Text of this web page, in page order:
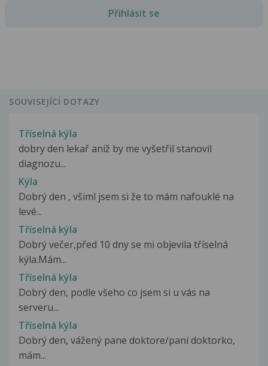
Přihlásit se
SOUVISEJÍCÍ DOTAZY
Tříselná kýla
dobry den lekař aniž by me vyšetřil stanovil
diagnozu...
Kýla
Dobrý den , všiml jsem si že to mám nafouklé na
levé...
Tříselná kýla
Dobrý večer,před 10 dny se mi objevila tříselná
kýla.Mám...
Tříselná kýla
Dobrý den, podle všeho co jsem si u vás na
serveru...
Tříselná kýla
Dobrý den, vážený pane doktore/paní doktorko,
mám...